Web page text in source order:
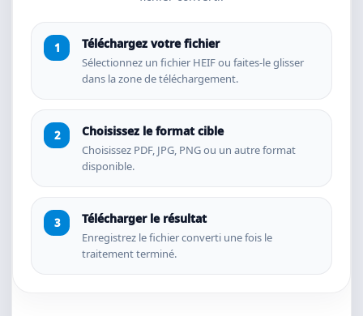
Téléchargez votre fichier
Sélectionnez un fichier HEIF ou faites-le glisser
dans la zone de téléchargement.
Choisissez le format cible
Choisissez PDF, JPG, PNG ou un autre format
disponible.
Télécharger le résultat
Enregistrez le fichier converti une fois le
traitement terminé.